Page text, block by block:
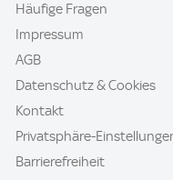
Häufige Fragen
Impressum
AGB
Datenschutz & Cookies
Kontakt
Privatsphäre-
Barrierefreiheit